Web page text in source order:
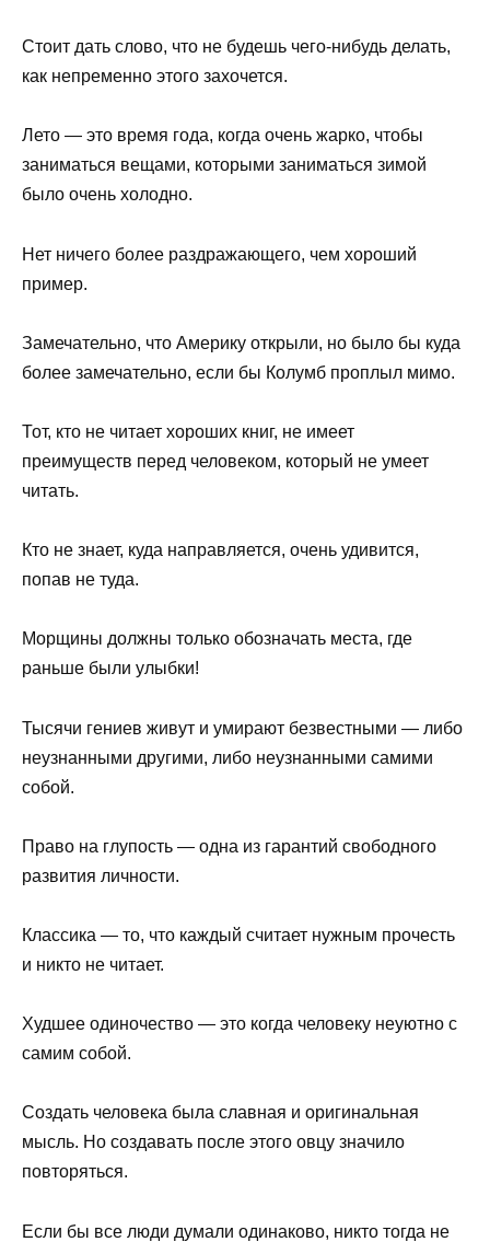
Стоит дать слово, что не будешь чего-нибудь делать,
как непременно этого захочется.
Лето — это время года, когда очень жарко, чтобы
заниматься вещами, которыми заниматься зимой
было очень холодно.
Нет ничего более раздражающего, чем хороший
пример.
Замечательно, что Америку открыли, но было бы куда
более замечательно, если бы Колумб проплыл мимо.
Тот, кто не читает хороших книг, не имеет
преимуществ перед человеком, который не умеет
читать.
Кто не знает, куда направляется, очень удивится,
попав не туда.
Морщины должны только обозначать места, где
раньше были улыбки!
Тысячи гениев живут и умирают безвестными — либо
неузнанными другими, либо неузнанными самими
собой.
Право на глупость — одна из гарантий свободного
развития личности.
Классика — то, что каждый считает нужным прочесть
и никто не читает.
Худшее одиночество — это когда человеку неуютно с
самим собой.
Создать человека была славная и оригинальная
мысль. Но создавать после этого овцу значило
повторяться.
Если бы все люди думали одинаково, никто тогда не